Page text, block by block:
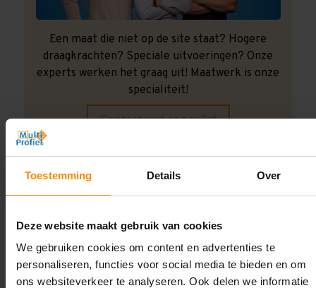
Toestemming Details Over
Deze website maakt gebruik van cookies
We gebruiken cookies om content en advertenties te
personaliseren, functies voor social media te bieden en om
ons websiteverkeer te analyseren. Ook delen we informatie
Een maat die niet op de site staat? Hogere
draagkrachten? Speciale uitvoeringen? Onze
experts werken het graag uit! Maatwerk is onze
specialiteit!
Contact met specialist
Montage uitbesteden?